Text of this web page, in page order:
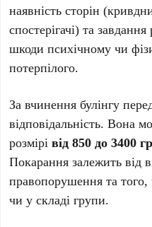
наявність сторін
спостерігачі) та
шкоди психічному чи
потерпілого.
За вчинення булінгу
відповідальність. Вона
розмірівід 850 до 3400
Покарання залежить від
правопорушення та того,
чи у складі групи.